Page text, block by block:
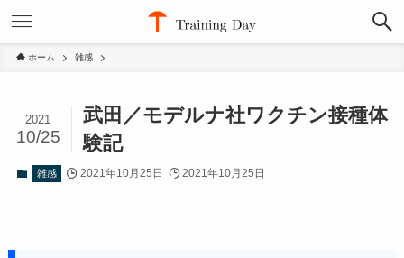
ホーム 雑感
武田／モデルナ社ワクチン接種体
験記
2021
10/25
雑感 2021年10月25日 2021年10月25日